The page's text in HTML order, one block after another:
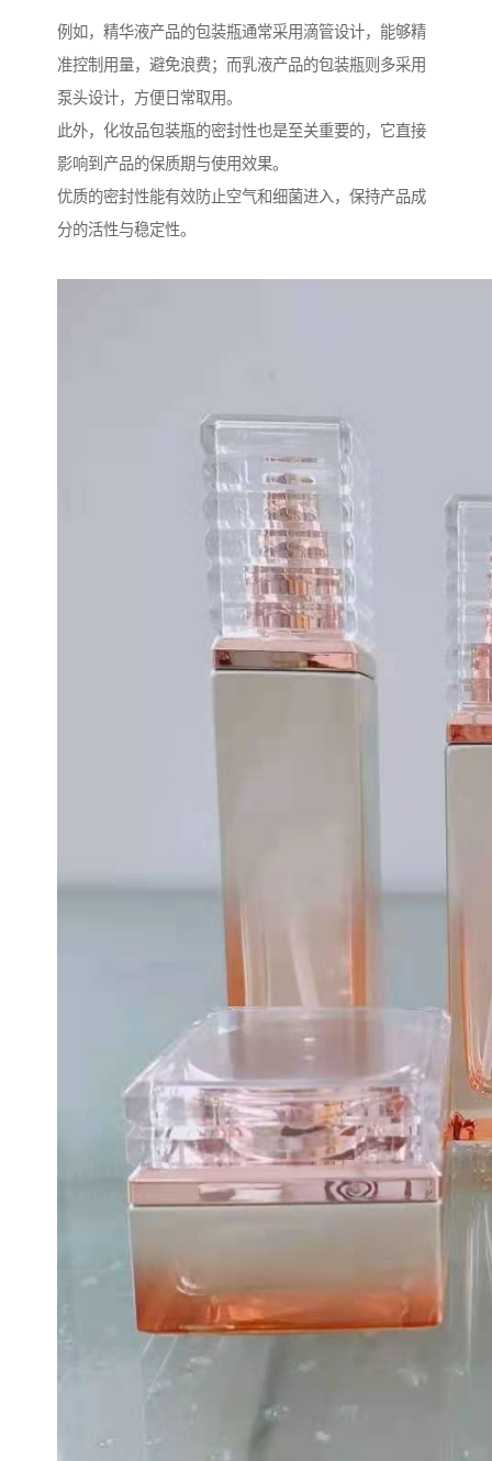
例如，精华液产品的包装瓶通常采用滴管设计，能够精
准控制用量，避免浪费；而乳液产品的包装瓶则多采用
泵头设计，方便日常取用。
此外，化妆品包装瓶的密封性也是至关重要的，它直接
影响到产品的保质期与使用效果。
优质的密封性能有效防止空气和细菌进入，保持产品成
分的活性与稳定性。